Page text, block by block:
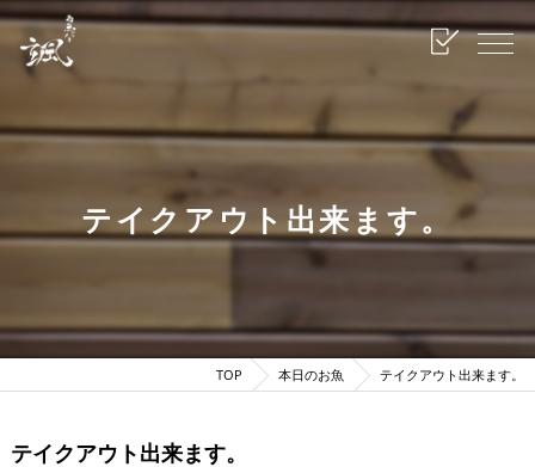
テイクアウト出来ます。
TOP 本日のお魚 テイクアウト出来ます。
テイクアウト出来ます。